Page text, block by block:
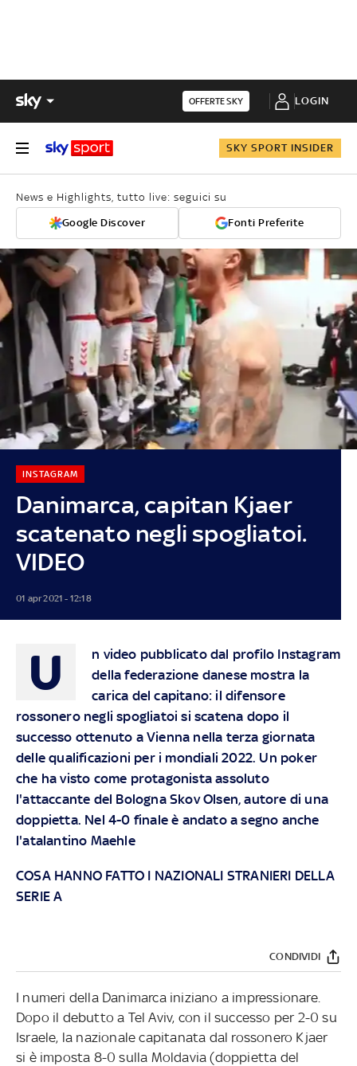
OFFERTE SKY LOGIN
SKY SPORT INSIDER
News e Highlights, tutto live: seguici su
Google Discover Fonti Preferite
Danimarca, capitan Kjaer
scatenato negli spogliatoi.
VIDEO
INSTAGRAM
01 apr 2021 - 12:18
U
n video pubblicato dal profilo Instagram
della federazione danese mostra la
carica del capitano: il difensore
rossonero negli spogliatoi si scatena dopo il
successo ottenuto a Vienna nella terza giornata
delle qualificazioni per i mondiali 2022. Un poker
che ha visto come protagonista assoluto
l'attaccante del Bologna Skov Olsen, autore di una
doppietta. Nel 4-0 finale è andato a segno anche
l'atalantino Maehle
COSA HANNO FATTO I NAZIONALI STRANIERI DELLA
SERIE A
CONDIVIDI
I numeri della Danimarca iniziano a impressionare.
Dopo il debutto a Tel Aviv, con il successo per 2-0 su
Israele, la nazionale capitanata dal rossonero Kjaer
si è imposta 8-0 sulla Moldavia (doppietta del